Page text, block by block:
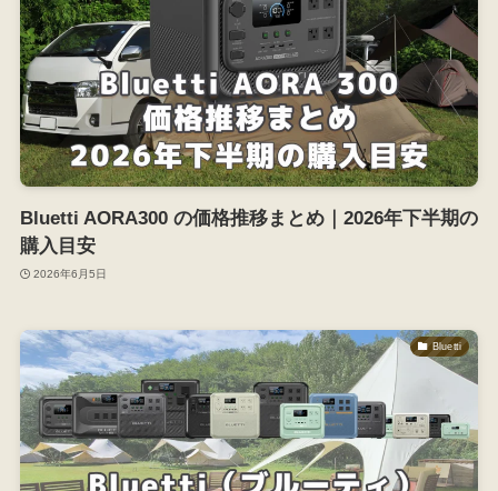
Bluetti AORA300 の価格推移まとめ｜2026年下半期の
購入目安
2026年6月5日
Bluetti